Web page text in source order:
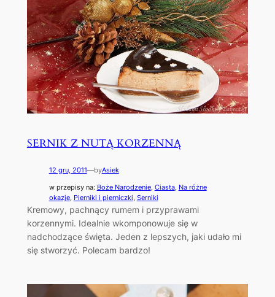
SERNIK Z NUTĄ KORZENNĄ
12 gru, 2011—byAsiek
w przepisy na: Boże Narodzenie, Ciasta, Na różne
okazje, Pierniki i pierniczki, Serniki
Kremowy, pachnący rumem i przyprawami
korzennymi. Idealnie wkomponowuje się w
nadchodzące święta. Jeden z lepszych, jaki udało mi
się stworzyć. Polecam bardzo!